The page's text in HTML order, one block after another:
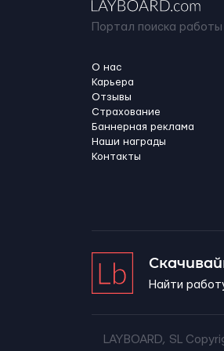
Портал поиска
О нас
Карьера
Отзывы
Страхование
Баннерная реклама
Наши награды
Контакты
Найти
LAYBOARD, SL